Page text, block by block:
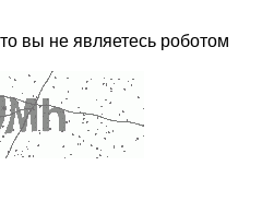
вы не являетесь роботом